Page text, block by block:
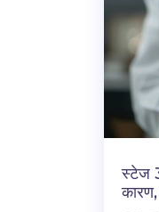
स्टेज